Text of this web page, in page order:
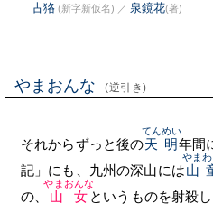
古狢 (新字新仮名) ／ 泉鏡花(著)
やまおんな (逆引き)
それからずっと後の天明
てんめい
年間
記」にも、九州の深山には山
やまわ
の、
山女
やまおんな
というものを射殺